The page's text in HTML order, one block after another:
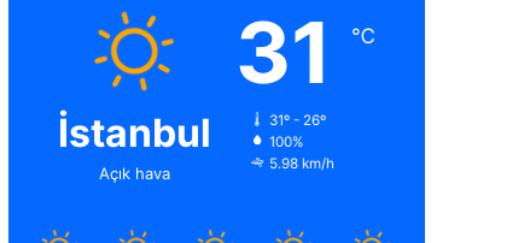
İstanbul
Açık hava
31 ℃
31º - 26º
100%
5.98 km/h